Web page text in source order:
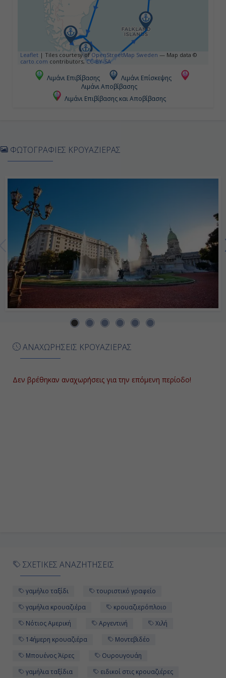
Εν Πλω
Πούντα Αρένας, Χιλή
Ουσουάια, Αργεντινή
10:00
17:30
Ημέρα 11η
Leaflet | Tiles courtesy ofOpenStreetMap Sweden — Map data ©
carto.com contributors,CC-BY-SA
Λιμάνι Επιβίβασης
Λιμάνι Επίσκεψης
Λιμάνι Αποβίβασης
Λιμάνι Επιβίβασης και Αποβίβασης
ΑΝΑΧΩΡΗΣΕΙΣ ΚΡΟΥΑΖΙΕΡΑΣ
Δεν βρέθηκαν αναχωρήσεις για την επόμενη περίοδο!
ΦΩΤΟΓΡΑΦΙΕΣ ΚΡΟΥΑΖΙΕΡΑΣ
ΣΧΕΤΙΚΕΣ ΑΝΑΖΗΤΗΣΕΙΣ
γαμήλιο ταξίδι
τουριστικό γραφείο
γαμήλια κρουαζιέρα
κρουαζιερόπλοιο
Νότιος Αμερική
Αργεντινή
Χιλή
14ήμερη κρουαζιέρα
Μοντεβιδέο
Μπουένος Άϊρες
Ουρουγουάη
γαμήλια ταξίδια
ειδικοί στις κρουαζιέρες